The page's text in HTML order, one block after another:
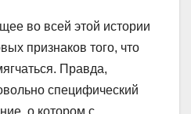
во всей этой истории
признаков того, что
Правда,
специфический